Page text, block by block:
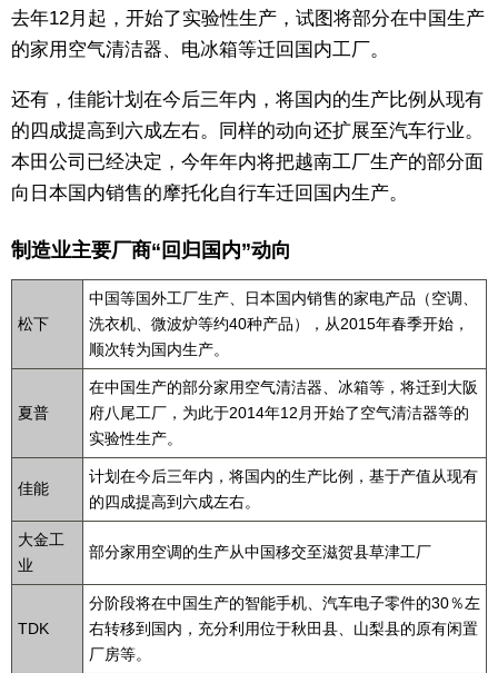
东京
SNS
去年12月起，开始了实验性生产，试图将部分在中国生产
的家用空气清洁器、电冰箱等迁回国内工厂。
还有，佳能计划在今后三年内，将国内的生产比例从现有
的四成提高到六成左右。同样的动向还扩展至汽车行业。
本田公司已经决定，今年年内将把越南工厂生产的部分面
向日本国内销售的摩托化自行车迁回国内生产。
制造业主要厂商“回归国内”动向
松下
中国等国外工厂生产、日本国内销售的家电产品（空调、
洗衣机、微波炉等约40种产品），从2015年春季开始，
顺次转为国内生产。
夏普
在中国生产的部分家用空气清洁器、冰箱等，将迁到大阪
府八尾工厂，为此于2014年12月开始了空气清洁器等的
实验性生产。
佳能
计划在今后三年内，将国内的生产比例，基于产值从现有
的四成提高到六成左右。
大金工
业
部分家用空调的生产从中国移交至滋贺县草津工厂
TDK
分阶段将在中国生产的智能手机、汽车电子零件的30％左
右转移到国内，充分利用位于秋田县、山梨县的原有闲置
厂房等。